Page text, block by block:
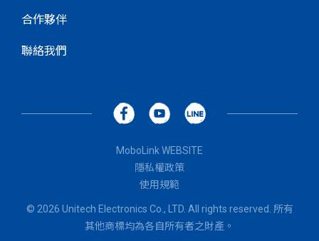
合作夥伴
聯絡我們
MoboLink WEBSITE
隱私權政策
使用規範
© 2026 Unitech Electronics Co., LTD. All rights reserved. 所有
其他商標均為各自所有者之財產。